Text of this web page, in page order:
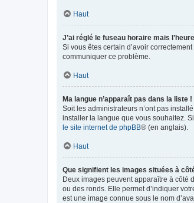
Haut
J’ai réglé le fuseau horaire mais
Si vous êtes certain d’avoir
communiquer ce problème.
Haut
Ma langue n’apparaît pas dans la liste !
Soit les administrateurs n’ont pas
installer la langue que vous souhaitez.
le site internet de phpBB® (en anglais).
Haut
Que signifient les images situées à
Deux images peuvent apparaître à côté
ou des ronds. Elle permet d’indiquer
est une image connue sous le nom